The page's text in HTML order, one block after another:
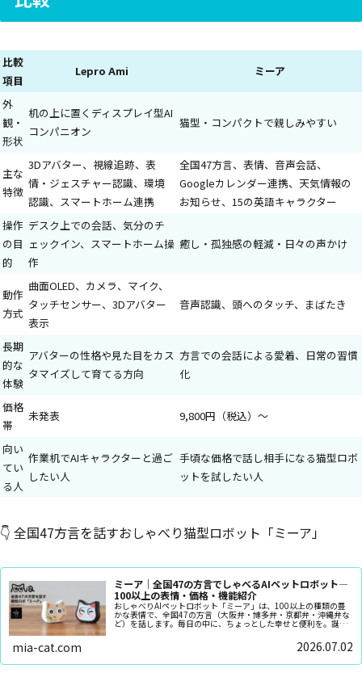
比較
項目
Lepro Ami ミーア
外
観・
形状
机の上に置くディスプレイ型AI
コンパニオン
猫型・コンパクトで親しみやすい
主な
特徴
3Dアバター、視線追跡、表
情・ジェスチャー認識、環境
認識、スマートホーム連携
全国47方言、表情、音声会話、
Googleカレンダー連携、天気情報の
お知らせ、15の英語キャラクター
操作
の目
的
デスク上での会話、気分のチ
ェックイン、スマートホーム操
作
癒し・孤独感の軽減・日々の声かけ
動作
方式
曲面OLED、カメラ、マイク、
タッチセンサー、3Dアバター
表示
音声認識、頭へのタッチ、まばたき
長期
的な
体験
アバターの性格や見た目をカス
タマイズして育てる方向
方言での会話による愛着、日常の習慣
化
価格
帯
未発表 9,800円（税込）〜
向い
てい
る人
作業机でAIキャラクターと過ご
したい人
手頃な価格で話し相手になる猫型ロボ
ットを試したい人
👇 全国47方言を話すおしゃべり猫型ロボット「ミーア」
ミーア｜全国47の方言でしゃべるAIペットロボット—
100以上の表情・価格・機能紹介
おしゃべりAIペットロボット「ミーア」は、100以上の種類の豊
かな表情で、全国47の方言（大阪弁・博多弁・京都弁・沖縄弁な
ど）を話します。毎日の中に、ちょっとした幸せと便利を。誕生
mia-cat.com 2026.07.02